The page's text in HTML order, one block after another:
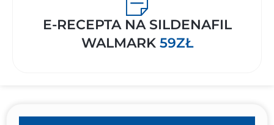
E-RECEPTA NA SILDENAFIL
WALMARK 59ZŁ